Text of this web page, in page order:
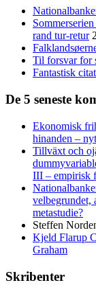
rand tur-retur
Til forsvar for
Fantastisk
De 5 seneste
Ekonomisk
hinanden –
Tillväxt och
III – empirisk
velbegrundet,
metastudie?
Steffen
Kjeld Flarup
Graham
Skribenter